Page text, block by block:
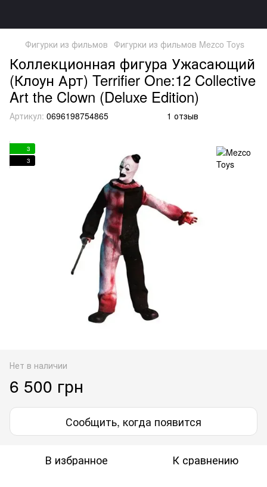
Фигурки из фильмов Фигурки из фильмов Mezco Toys
Коллекционная фигура Ужасающий
(Клоун Арт) Terrifier One:12 Collective
Art the Clown (Deluxe Edition)
Артикул: 0696198754865 1 отзыв
3
3
Нет в наличии
6 500 грн
Сообщить, когда появится
В избранное К сравнению